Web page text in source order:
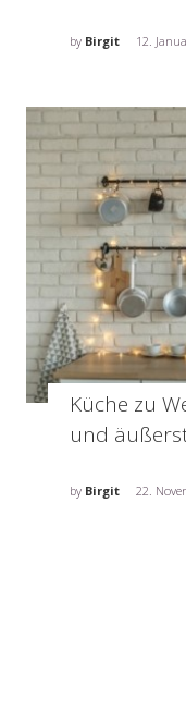
by Birgit 12.
Küche zu
und
by Birgit 22.